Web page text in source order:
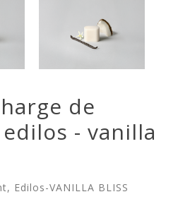
de
- vanilla
Edilos-VANILLA BLISS